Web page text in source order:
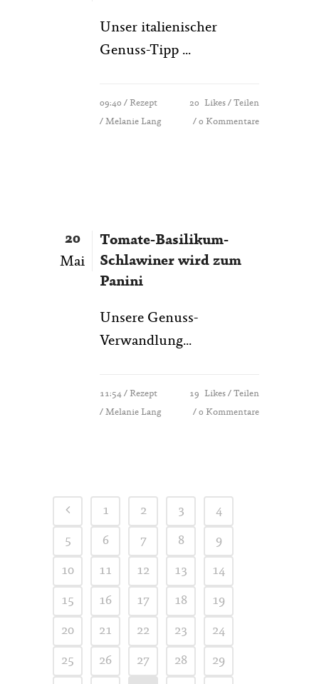
Unser italienischer
Genuss-Tipp ...
09:40 / Rezept
/ Melanie Lang
20 Likes
Teilen
0 Kommentare
20
Mai
Tomate-Basilikum-
Schlawiner wird zum
Panini
Unsere Genuss-
Verwandlung...
11:54 / Rezept
/ Melanie Lang
19 Likes
Teilen
0 Kommentare
1 2 3 4
5 6 7 8 9
10 11 12 13 14
15 16 17 18 19
20 21 22 23 24
25 26 27 28 29